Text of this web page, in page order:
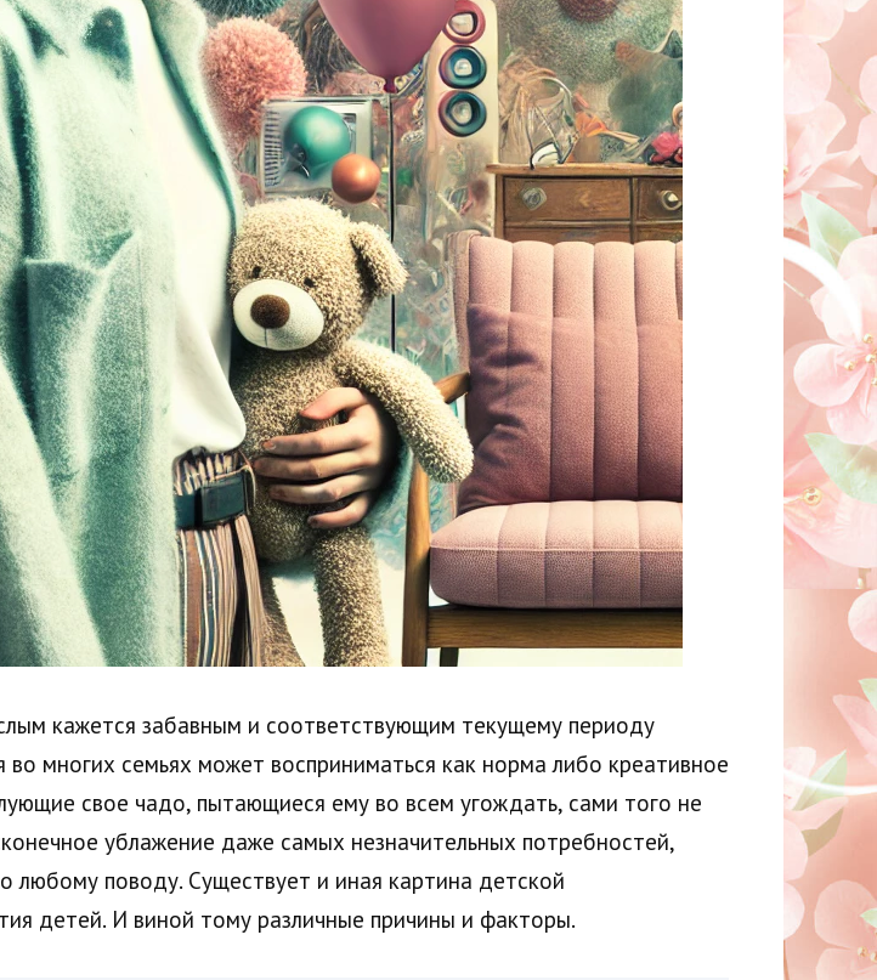
кажется забавным и соответствующим текущему периоду
многих семьях может восприниматься как норма либо креативное
свое чадо, пытающиеся ему во всем угождать, сами того не
ублажение даже самых незначительных потребностей,
любому поводу. Существует и иная картина детской
детей. И виной тому различные причины и факторы.